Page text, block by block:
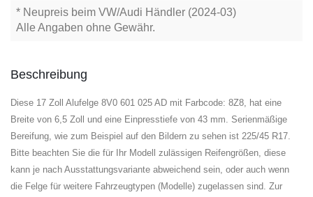
* Neupreis beim VW/Audi Händler (2024-03)
Alle Angaben ohne Gewähr.
Beschreibung
Diese 17 Zoll Alufelge 8V0 601 025 AD mit Farbcode: 8Z8, hat eine
Breite von 6,5 Zoll und eine Einpresstiefe von 43 mm. Serienmäßige
Bereifung, wie zum Beispiel auf den Bildern zu sehen ist 225/45 R17.
Bitte beachten Sie die für Ihr Modell zulässigen Reifengrößen, diese
kann je nach Ausstattungsvariante abweichend sein, oder auch wenn
die Felge für weitere Fahrzeugtypen (Modelle) zugelassen sind. Zur